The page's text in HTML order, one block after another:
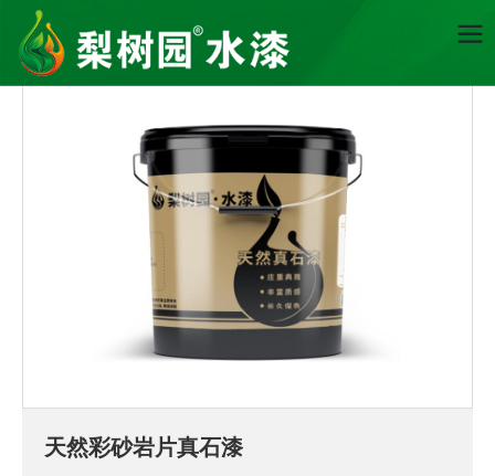
首页 天然彩砂岩片真石漆
天然彩砂岩片真石漆